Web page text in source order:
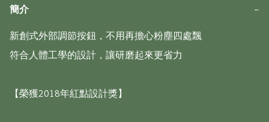
簡介 −
新創式外部調節按鈕，不用再擔心粉塵四處飄
符合人體工學的設計，讓研磨起來更省力
【榮獲2018年紅點設計獎】